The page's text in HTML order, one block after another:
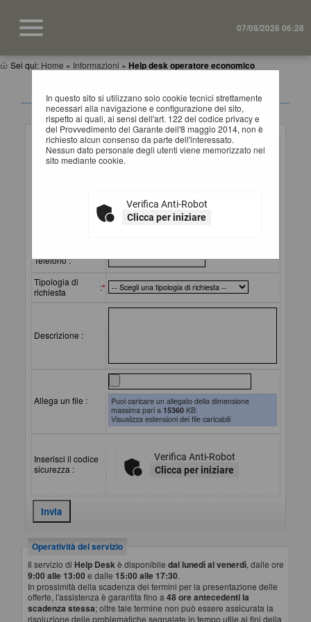
07/08/2026 06:28
Sei qui: Home » Informazioni » Help desk operatore economico
In questo sito si utilizzano solo cookie tecnici strettamente
necessari alla navigazione e configurazione del sito,
rispetto ai quali, ai sensi dell'art. 122 del codice privacy e
del Provvedimento del Garante dell'8 maggio 2014, non è
richiesto alcun consenso da parte dell'interessato.
Nessun dato personale degli utenti viene memorizzato nel
sito mediante cookie.
Verifica Anti-Robot
Clicca per iniziare
HELP DESK OPERATORI ECONOMICI
Inserimento richiesta
Ragione sociale
denominazione
:*
Telefono :
Tipologia di
richiesta
:*
Descrizione :
Allega un file :
Puoi caricare un allegato della dimensione
massima pari a15360 KB.
Visualizza estensioni dei file caricabili
Inserisci il codice
sicurezza :
Verifica Anti-Robot
Clicca per iniziare
Operatività del servizio
Il servizio di Help Desk è disponibile dal lunedì al venerdì, dalle ore
9:00 alle 13:00 e dalle 15:00 alle 17:30.
In prossimità della scadenza dei termini per la presentazione delle
offerte, l'assistenza è garantita fino a 48 ore antecedenti la
scadenza stessa; oltre tale termine non può essere assicurata la
risoluzione delle problematiche segnalate in tempo utile ai fini della